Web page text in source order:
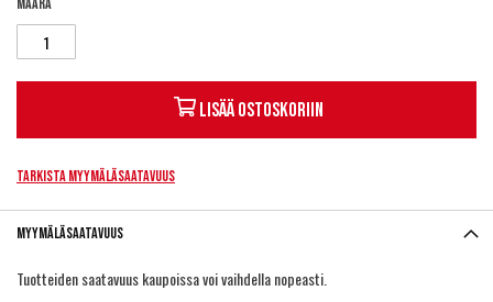
Määrä
Lisää ostoskoriin
Tarkista myymäläsaatavuus
Myymäläsaatavuus
Tuotteiden saatavuus kaupoissa voi vaihdella nopeasti.